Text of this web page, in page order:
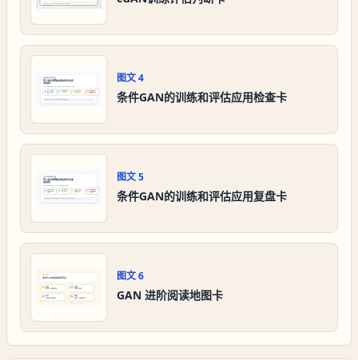
图文4
条件GAN的训练和评估应用检查卡
图文5
条件GAN的训练和评估应用复盘卡
图文6
GAN 进阶阅读地图卡